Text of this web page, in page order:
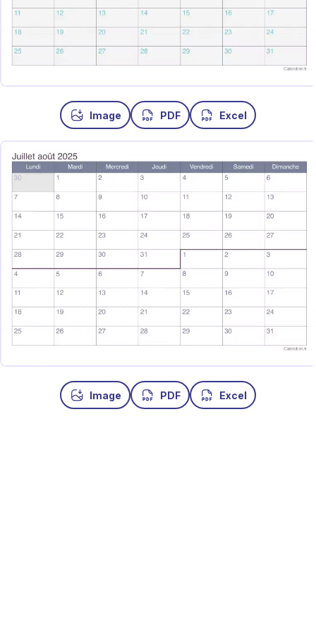
Image PDF Excel
Image PDF Excel